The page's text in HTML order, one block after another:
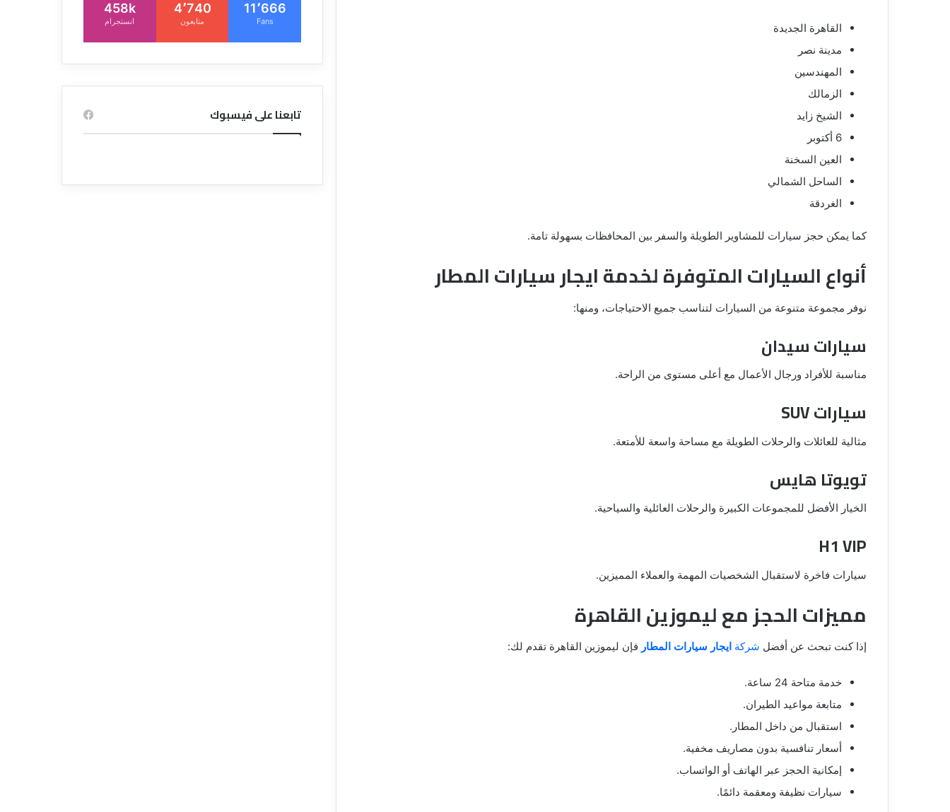
القاهرة الجديدة
مدينة نصر
المهندسين
الزمالك
الشيخ زايد
6 أكتوبر
العين السخنة
الساحل الشمالي
الغردقة
كما يمكن حجز سيارات للمشاوير الطويلة والسفر بين المحافظات بسهولة تامة.
أنواع السيارات المتوفرة لخدمة ايجار سيارات المطار
نوفر مجموعة متنوعة من السيارات لتناسب جميع الاحتياجات، ومنها:
سيارات سيدان
مناسبة للأفراد ورجال الأعمال مع أعلى مستوى من الراحة.
سيارات SUV
مثالية للعائلات والرحلات الطويلة مع مساحة واسعة للأمتعة.
تويوتا هايس
الخيار الأفضل للمجموعات الكبيرة والرحلات العائلية والسياحية.
H1 VIP
سيارات فاخرة لاستقبال الشخصيات المهمة والعملاء المميزين.
مميزات الحجز مع ليموزين القاهرة
إذا كنت تبحث عن أفضل شركة ايجار سيارات المطار فإن ليموزين القاهرة تقدم لك:
خدمة متاحة 24 ساعة.
متابعة مواعيد الطيران.
استقبال من داخل المطار.
أسعار تنافسية بدون مصاريف مخفية.
إمكانية الحجز عبر الهاتف أو الواتساب.
سيارات نظيفة ومعقمة دائمًا.
11٬666
Fans
4٬740
متابعون
458k
انستجرام
تابعنا على فيسبوك